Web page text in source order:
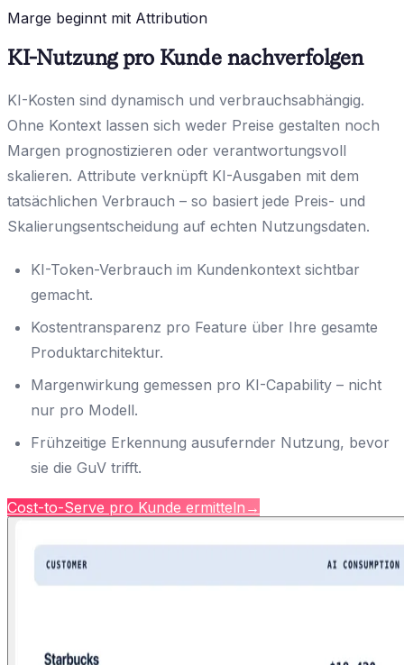
Marge beginnt mit Attribution
KI-Nutzung pro Kunde nachverfolgen
KI-Kosten sind dynamisch und verbrauchsabhängig.
Ohne Kontext lassen sich weder Preise gestalten noch
Margen prognostizieren oder verantwortungsvoll
skalieren. Attribute verknüpft KI-Ausgaben mit dem
tatsächlichen Verbrauch – so basiert jede Preis- und
Skalierungsentscheidung auf echten Nutzungsdaten.
KI-Token-Verbrauch im Kundenkontext sichtbar
gemacht.
Kostentransparenz pro Feature über Ihre gesamte
Produktarchitektur.
Margenwirkung gemessen pro KI-Capability – nicht
nur pro Modell.
Frühzeitige Erkennung ausufernder Nutzung, bevor
sie die GuV trifft.
Cost-to-Serve pro Kunde ermitteln →